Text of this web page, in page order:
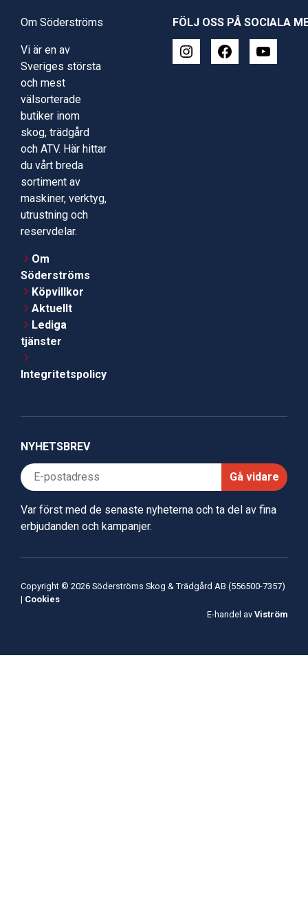
Om Söderströms
Vi är en av
Sveriges största
och mest
välsorterade
butiker inom
skog, trädgård
och ATV. Här hittar
du vårt breda
sortiment av
maskiner, verktyg,
utrustning och
reservdelar.
Om
Söderströms
Köpvillkor
Aktuellt
Lediga
tjänster
Integritetspolicy
FÖLJ OSS PÅ SOCIALA
NYHETSBREV
Gå vidare
Var först med de senaste nyheterna och ta del av fina
erbjudanden och kampanjer.
Copyright © 2026 Söderströms Skog & Trädgård AB (556500-7357)
| Cookies
E-handel av Viström